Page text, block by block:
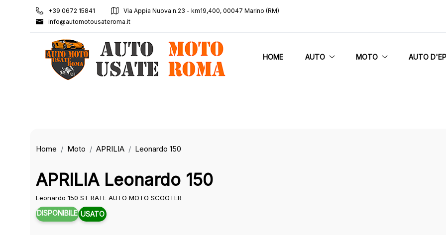
+39 0672 15841
Via Appia Nuova n.23 - km19,400, 00047 Marino (RM)
info@automotousateroma.it
HOME AUTO MOTO AUTO
Home Moto APRILIA Leonardo 150
APRILIA Leonardo 150
Leonardo 150 ST RATE AUTO MOTO SCOOTER
DISPONIBILE USATO